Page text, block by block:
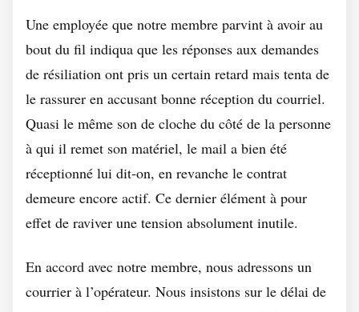
Une employée que notre membre parvint à avoir au
bout du fil indiqua que les réponses aux demandes
de résiliation ont pris un certain retard mais tenta de
le rassurer en accusant bonne réception du courriel.
Quasi le même son de cloche du côté de la personne
à qui il remet son matériel, le mail a bien été
réceptionné lui dit-on, en revanche le contrat
demeure encore actif. Ce dernier élément à pour
effet de raviver une tension absolument inutile.
En accord avec notre membre, nous adressons un
courrier à l’opérateur. Nous insistons sur le délai de